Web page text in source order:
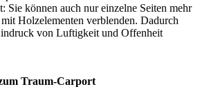
Sie können auch nur einzelne Seiten mehr
Holzelementen verblenden. Dadurch
von Luftigkeit und Offenheit
Traum-Carport